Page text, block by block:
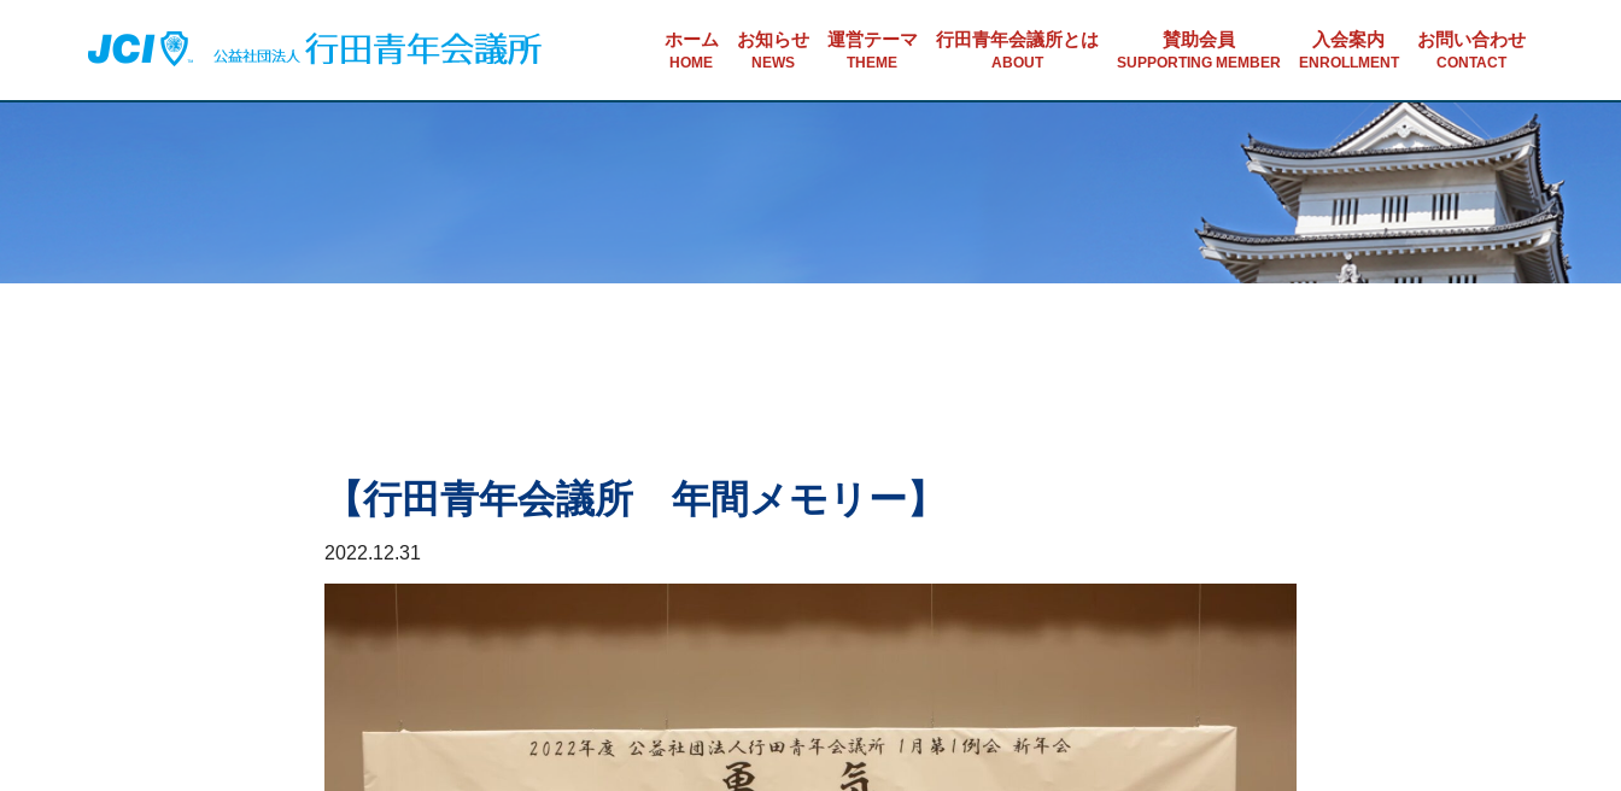
ホーム
HOME
お知らせ
NEWS
運営テーマ
THEME
行田青年会議所とは
ABOUT
賛助会員
SUPPORTING MEMBER
入会案内
ENROLLMENT
お問い合わせ
CONTACT
【行田青年会議所 年間メモリー】
2022.12.31